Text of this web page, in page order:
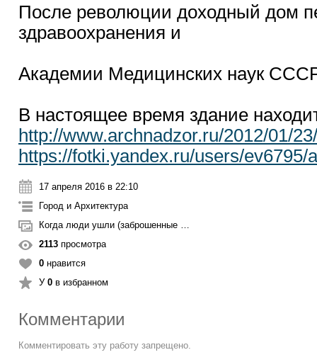
После революции доходный дом
здравоохранения и
Академии Медицинских наук
В настоящее время здание
http://www.archnadzor.ru/2012/01/
https://fotki.yandex.ru/users/ev6795/
17 апреля 2016 в 22:10
Город и Архитектура
Когда люди ушли (заброшенные места)
2113 просмотра
0 нравится
У 0 в избранном
Комментарии
Комментировать эту работу запрещено.